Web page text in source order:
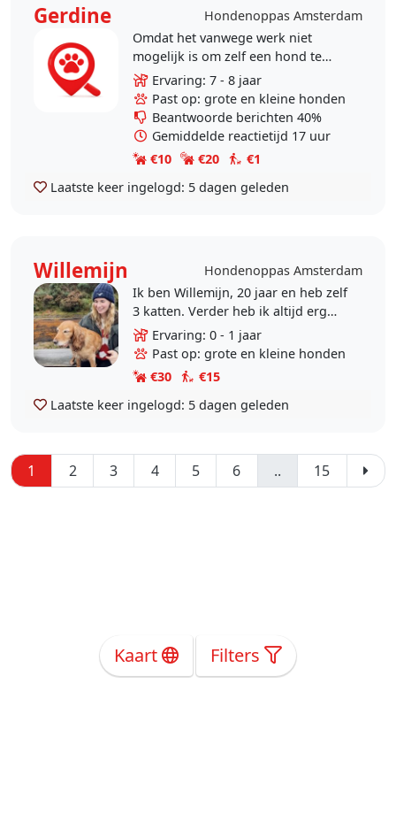
Gerdine
Hondenoppas Amsterdam
Omdat het vanwege werk niet
mogelijk is om zelf een hond te
nemen, zou ik graag 1 dag per
week samen met mijn man en
dochter van 12 op de hond van..
Ervaring: 7 - 8 jaar
Past op: grote en kleine honden
Beantwoorde berichten 40%
Gemiddelde reactietijd 17 uur
€10
€20
€1
Laatste keer ingelogd: 5 dagen geleden
Willemijn
Hondenoppas Amsterdam
Ik ben Willemijn, 20 jaar en heb zelf
3 katten. Verder heb ik altijd erg
van honden gehouden en ook als
kind vaak honden uitgelaten. Ik
hou erg van..
Ervaring: 0 - 1 jaar
Past op: grote en kleine honden
€30
€15
Laatste keer ingelogd: 5 dagen geleden
1 2 3 4 5 6 .. 15
Kaart Filters